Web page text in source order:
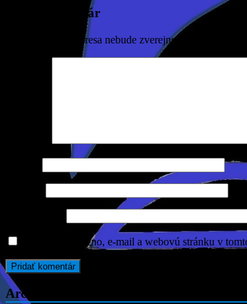
Pridaj komentár
Vaša e-mailová adresa nebude zverejnená.
Uložiť moje meno, e-mail a webovú stránku v
Archív